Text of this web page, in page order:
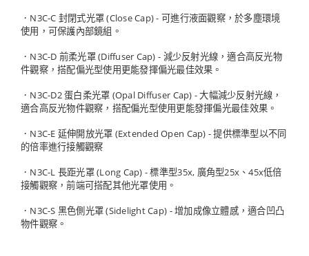
．N3C-C 封閉式光罩 (Close Cap) - 可進行液面觀察，於多塵環境
使用，可保護內部鏡組。
．N3C-D 前柔光罩 (Diffuser Cap) - 減少反射光線，適合高反光物
件觀察，搭配偏光型使用更能發揮偏光最佳效果。
．N3C-D2 蛋白柔光罩 (Opal Diffuser Cap) - 大幅減少反射光線，
適合高反光物件觀察，搭配偏光型使用更能發揮偏光最佳效果。
．N3C-E 延伸開放光罩 (Extended Open Cap) - 提供標準型以不同
的倍率進行接觸觀察
．N3C-L 長距光罩 (Long Cap) - 標準型35x, 廣角型25x、45x低倍
接觸觀察，前端可搭配其他光罩使用。
．N3C-S 黑色側光罩 (Sidelight Cap) - 增加成像立體感，適合凹凸
物件觀察。